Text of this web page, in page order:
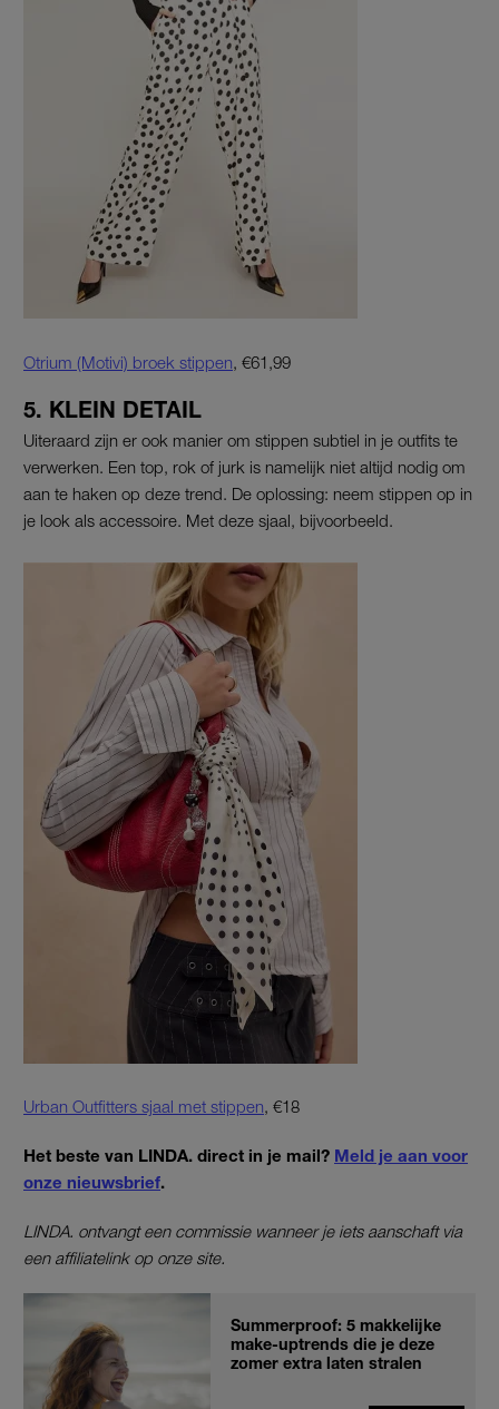
Otrium (Motivi) broek stippen, €61,99
5. KLEIN DETAIL
Uiteraard zijn er ook manier om stippen subtiel in je outfits te
verwerken. Een top, rok of jurk is namelijk niet altijd nodig om
aan te haken op deze trend. De oplossing: neem stippen op in
je look als accessoire. Met deze sjaal, bijvoorbeeld.
Urban Outfitters sjaal met stippen, €18
Het beste van LINDA. direct in je mail? Meld je aan voor
onze nieuwsbrief.
LINDA. ontvangt een commissie wanneer je iets aanschaft via
een affiliatelink op onze site.
Summerproof: 5 makkelijke
make-uptrends die je deze
zomer extra laten stralen